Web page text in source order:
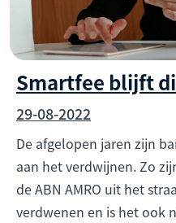
Smartfee blijft
29-08-2022
De afgelopen jaren zijn
aan het verdwijnen. Zo
de ABN AMRO uit het
verdwenen en is het ook